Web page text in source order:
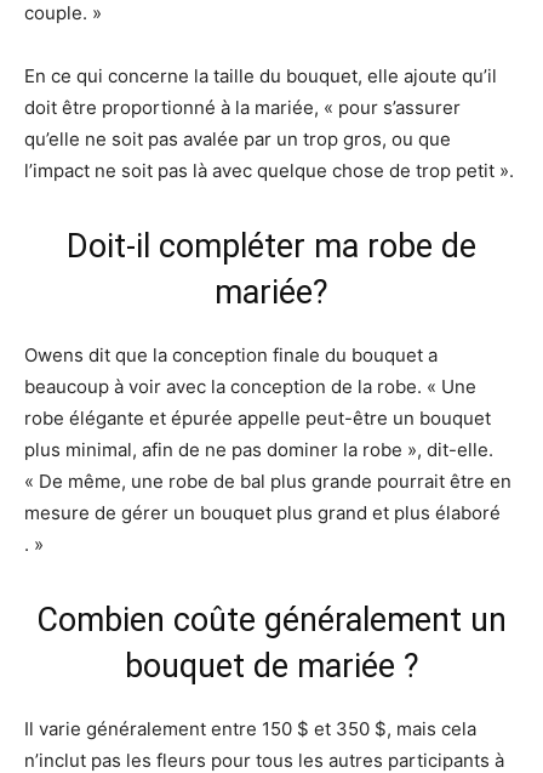
couple. »
En ce qui concerne la taille du bouquet, elle ajoute qu’il
doit être proportionné à la mariée, « pour s’assurer
qu’elle ne soit pas avalée par un trop gros, ou que
l’impact ne soit pas là avec quelque chose de trop petit ».
Doit-il compléter ma robe de
mariée?
Owens dit que la conception finale du bouquet a
beaucoup à voir avec la conception de la robe. « Une
robe élégante et épurée appelle peut-être un bouquet
plus minimal, afin de ne pas dominer la robe », dit-elle.
« De même, une robe de bal plus grande pourrait être en
mesure de gérer un bouquet plus grand et plus élaboré
. »
Combien coûte généralement un
bouquet de mariée ?
Il varie généralement entre 150 $ et 350 $, mais cela
n’inclut pas les fleurs pour tous les autres participants à